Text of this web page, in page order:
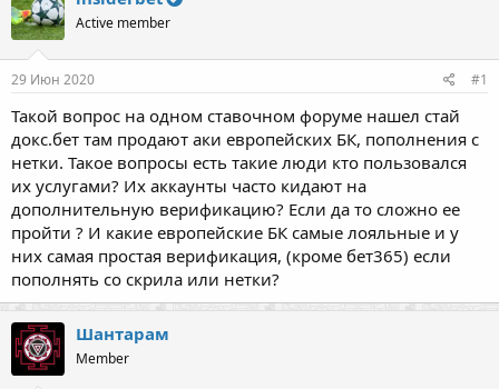
Active member
29 Июн 2020 #1
Такой вопрос на одном ставочном форуме нашел стай
докс.бет там продают аки европейских БК, пополнения с
нетки. Такое вопросы есть такие люди кто пользовался
их услугами? Их аккаунты часто кидают на
дополнительную верификацию? Если да то сложно ее
пройти ? И какие европейские БК самые лояльные и у
них самая простая верификация, (кроме бет365) если
пополнять со скрила или нетки?
Шантарам
Member